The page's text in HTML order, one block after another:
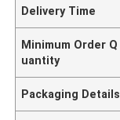
Delivery Time
Minimum Order Q
uantity
Packaging Details